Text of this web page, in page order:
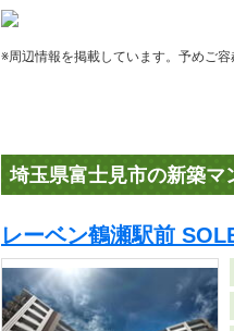
※周辺情報を掲載しています。予めご容
埼玉県富士見市の新築マ
レーベン鶴瀬駅前